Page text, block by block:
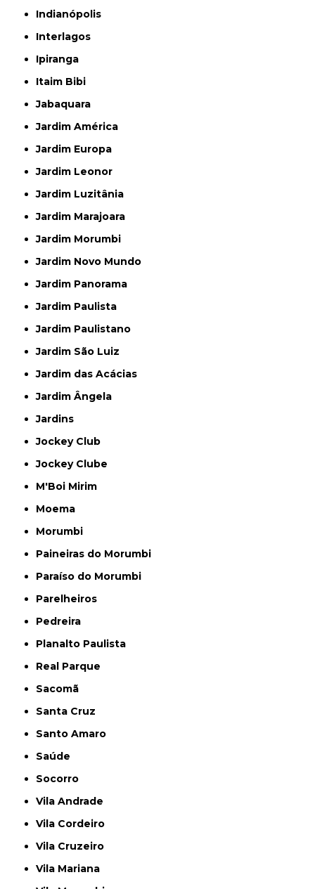
Indianópolis
Interlagos
Ipiranga
Itaim Bibi
Jabaquara
Jardim América
Jardim Europa
Jardim Leonor
Jardim Luzitânia
Jardim Marajoara
Jardim Morumbi
Jardim Novo Mundo
Jardim Panorama
Jardim Paulista
Jardim Paulistano
Jardim São Luiz
Jardim das Acácias
Jardim Ângela
Jardins
Jockey Club
Jockey Clube
M'Boi Mirim
Moema
Morumbi
Paineiras do Morumbi
Paraíso do Morumbi
Parelheiros
Pedreira
Planalto Paulista
Real Parque
Sacomã
Santa Cruz
Santo Amaro
Saúde
Socorro
Vila Andrade
Vila Cordeiro
Vila Cruzeiro
Vila Mariana